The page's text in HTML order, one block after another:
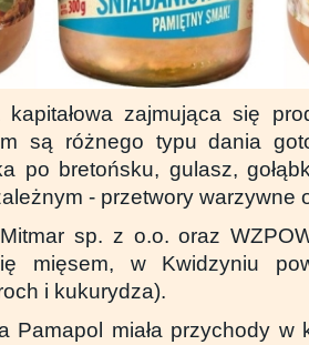
zajmująca się
są różnego typu dania
po bretońsku, gulasz,
- przetwory warzywne
sp. z o.o. oraz
mięsem, w Kwidzyniu
i kukurydza).
Pamapol miała przychody w